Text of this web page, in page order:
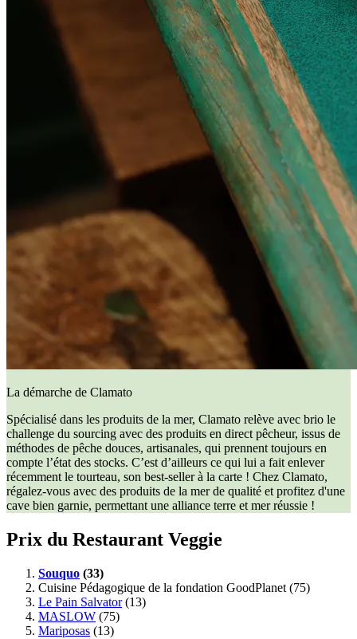
La démarche de Clamato
Spécialisé dans les produits de la mer, Clamato relève avec brio le
challenge du sourcing avec des produits en direct pêcheur, issus de
méthodes de pêche douces, artisanales, qui prennent toujours en
compte l’état des stocks. C’est d’ailleurs ce qui lui a fait enlever
récemment le tourteau, son best-seller à la carte ! Chez Clamato,
régalez-vous avec des produits de la mer de qualité et profitez d'une
cave bien garnie, permettant une alliance terre et mer réussie !
Prix du Restaurant Veggie
Souquo (33)
Cuisine Pédagogique de la fondation GoodPlanet (75)
Le Pain Salvator(13)
MASLOW (75)
Mariposas (13)